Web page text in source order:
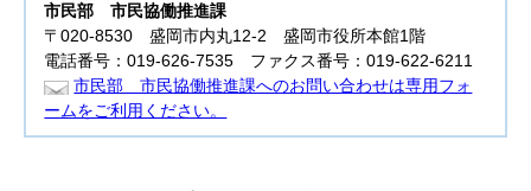
市民部市民協働推進課
〒020-8530 盛岡市内丸12-2 盛岡市役所本館1階
電話番号：019-626-7535 ファクス番号：019-622-6211
市民部 市民協働推進課へのお問い合わせは専用フォ
ームをご利用ください。